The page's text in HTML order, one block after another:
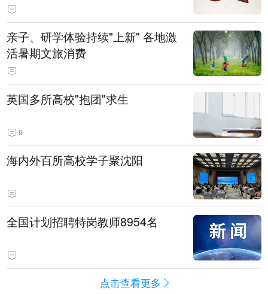
亲子、研学体验持续"上新" 各地激
活暑期文旅消费
英国多所高校"抱团"求生
9
海内外百所高校学子聚沈阳
全国计划招聘特岗教师8954名
点击查看更多